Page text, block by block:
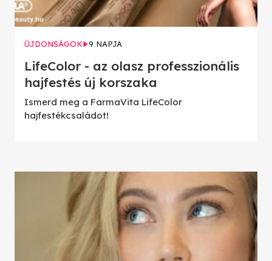
ÚJDONSÁGOK 9 NAPJA
LifeColor - az olasz professzionális
hajfestés új korszaka
Ismerd meg a FarmaVita LifeColor
hajfestékcsaládot!